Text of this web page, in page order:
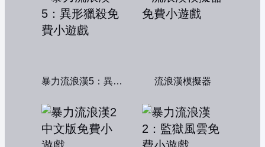
暴力流浪漢5：異形獵殺 流浪漢模擬器